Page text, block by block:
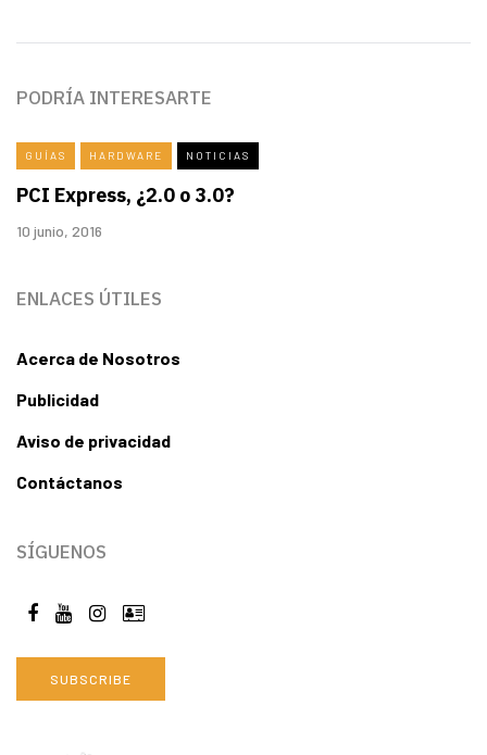
PODRÍA INTERESARTE
GUÍAS HARDWARE NOTICIAS
PCI Express, ¿2.0 o 3.0?
10 junio, 2016
ENLACES ÚTILES
Acerca de Nosotros
Publicidad
Aviso de privacidad
Contáctanos
SÍGUENOS
SUBSCRIBE